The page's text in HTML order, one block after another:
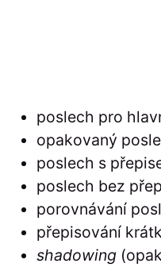
poslech pro
opakovaný
poslech s
poslech bez
porovnávání
přepisování
shadowing